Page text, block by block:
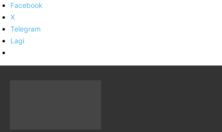
Facebook
X
Telegram
Lagi